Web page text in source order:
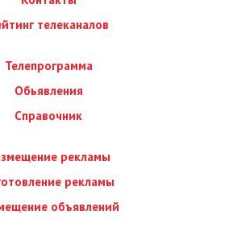
телеканалов
Телепрограмма
Обьявления
Справочник
рекламы
рекламы
объявлений